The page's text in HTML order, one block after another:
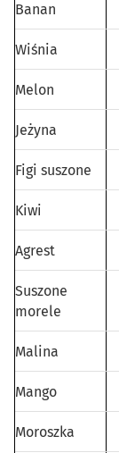
Banan
Wiśnia
Melon
Jeżyna
Figi suszone
Kiwi
Agrest
Suszone
morele
Malina
Mango
Moroszka